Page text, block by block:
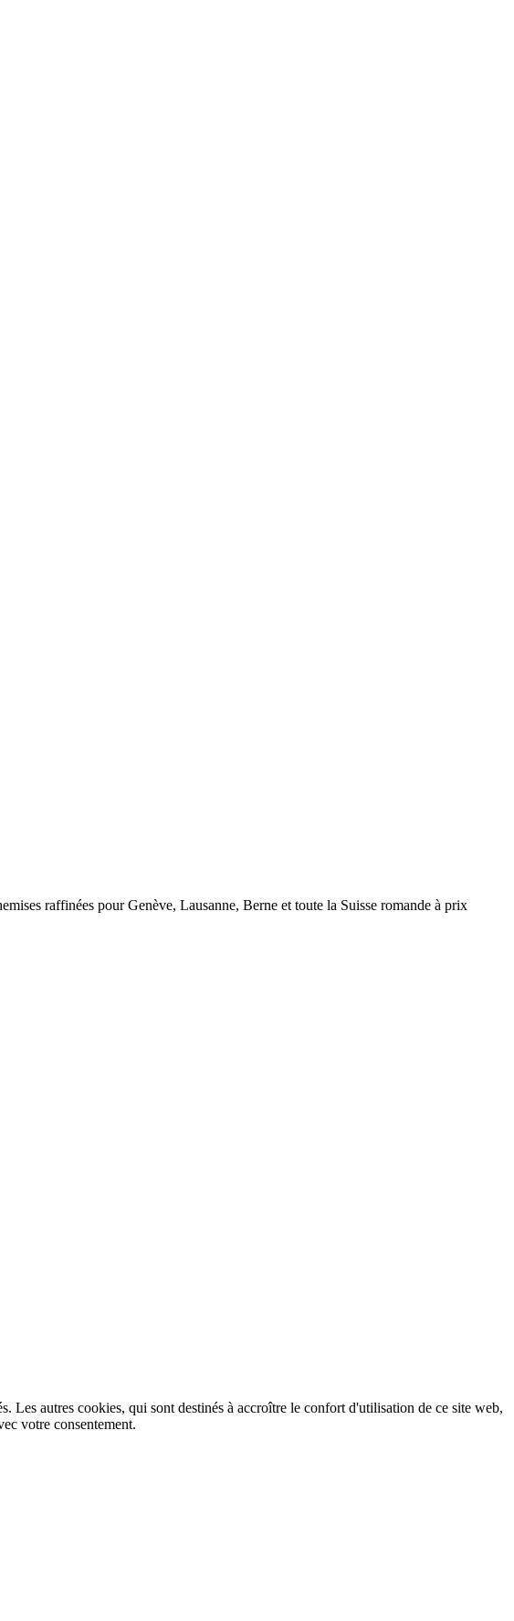
raffinées pour Genève, Lausanne, Berne et toute la Suisse romande à prix
Les autres cookies, qui sont destinés à accroître le confort d'utilisation de ce site web,
votre consentement.